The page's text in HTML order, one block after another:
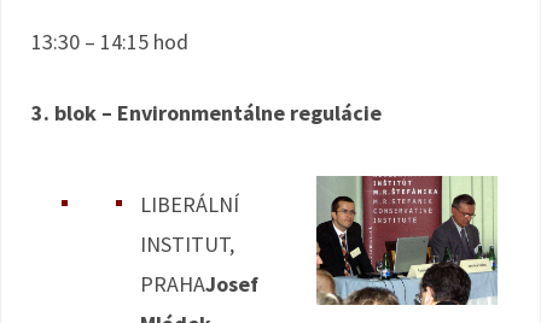
13:30 – 14:15 hod
3. blok – Environmentálne regulácie
LIBERÁLNÍ
INSTITUT,
PRAHAJosef